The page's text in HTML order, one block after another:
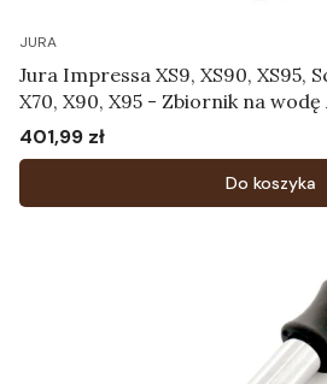
JURA
Jura Impressa XS9, XS90, XS95,
X70, X90, X95 - Zbiornik na wodę
Cena
401,99 zł
Do koszyka